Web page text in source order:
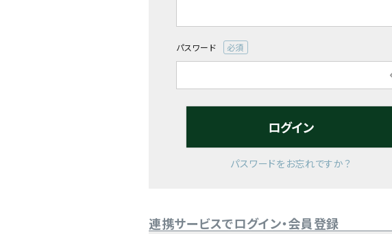
FAQ
パスワード
(必
ログイン
パスワードをお忘れですか？
連携サービスでログイン・会員登録